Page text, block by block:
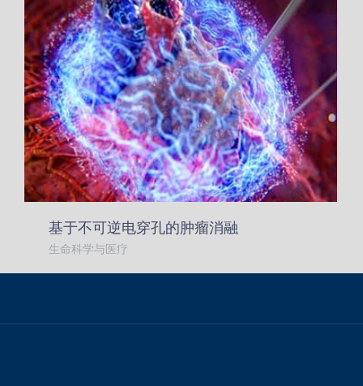
基于不可逆电穿孔的肿瘤消融
生命科学与医疗